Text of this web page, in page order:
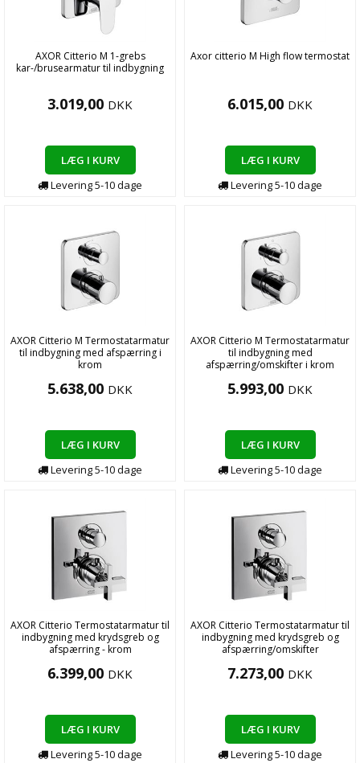
AXOR Citterio M 1-grebs
kar-/brusearmatur til indbygning
3.019,00 DKK
LÆG I KURV
Levering5-10dage
Axor citterio M High flow termostat
6.015,00 DKK
LÆG I KURV
Levering5-10dage
AXOR Citterio M Termostatarmatur
til indbygning med afspærring i
krom
5.638,00 DKK
LÆG I KURV
Levering5-10dage
AXOR Citterio M Termostatarmatur
til indbygning med
afspærring/omskifter i krom
5.993,00 DKK
LÆG I KURV
Levering5-10dage
AXOR Citterio Termostatarmatur til
indbygning med krydsgreb og
afspærring - krom
6.399,00 DKK
LÆG I KURV
Levering5-10dage
AXOR Citterio Termostatarmatur til
indbygning med krydsgreb og
afspærring/omskifter
7.273,00 DKK
LÆG I KURV
Levering5-10dage